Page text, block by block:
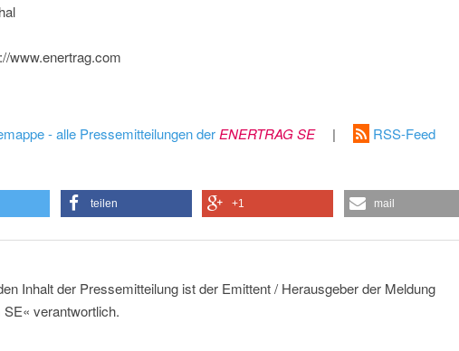
www.enertrag.com
- alle Pressemitteilungen der ENERTRAG SE |
RSS-Feed
teilen +1 mail
Inhalt der Pressemitteilung ist der Emittent / Herausgeber der Meldung
verantwortlich.